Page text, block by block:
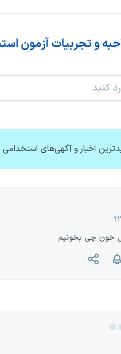
و تجربیات آزمون
اخبار و آگهی‌های استخدامی
خون چی بخونیم